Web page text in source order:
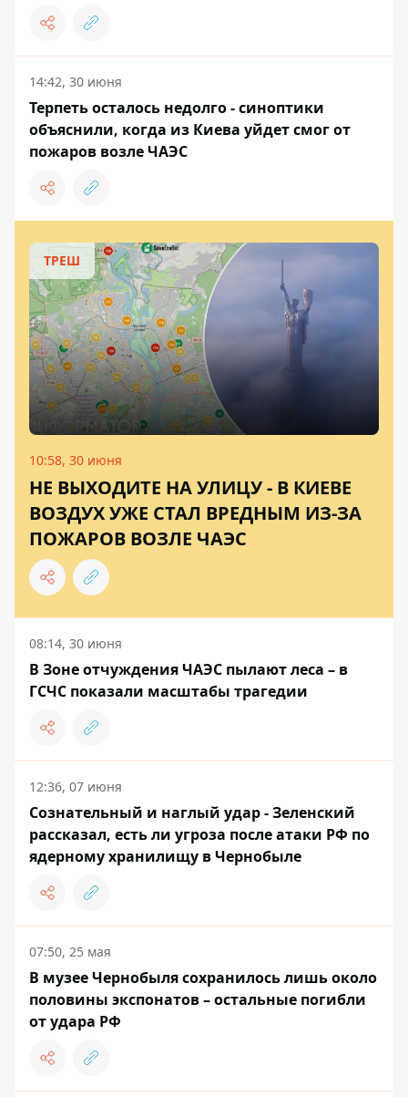
14:42, 30 июня
Терпеть осталось недолго - синоптики
объяснили, когда из Киева уйдет смог от
пожаров возле ЧАЭС
ТРЕШ
10:58, 30 июня
НЕ ВЫХОДИТЕ НА УЛИЦУ - В КИЕВЕ
ВОЗДУХ УЖЕ СТАЛ ВРЕДНЫМ ИЗ-ЗА
ПОЖАРОВ ВОЗЛЕ ЧАЭС
08:14, 30 июня
В Зоне отчуждения ЧАЭС пылают леса – в
ГСЧС показали масштабы трагедии
12:36, 07 июня
Сознательный и наглый удар - Зеленский
рассказал, есть ли угроза после атаки РФ по
ядерному хранилищу в Чернобыле
07:50, 25 мая
В музее Чернобыля сохранилось лишь около
половины экспонатов – остальные погибли
от удара РФ